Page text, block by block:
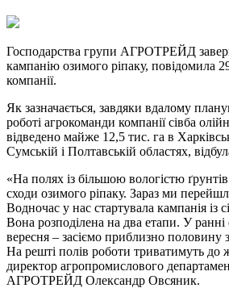
Link
Print
Господарства групи АГРОТРЕЙД
кампанію озимого ріпаку, повідомила
компанії.
Як зазначається, завдяки вдалому
роботі агрокоманди компанії сівба
відведено майже 12,5 тис. га в
Сумській і Полтавській областях,
«На полях із більшою вологістю
сходи озимого ріпаку. Зараз ми
Водночас у нас стартувала кампанія із
Вона розподілена на два етапи. У
вересня – засіємо приблизно
На решті полів роботи триватимуть до
директор агропромислового
АГРОТРЕЙД Олександр Овсяник.